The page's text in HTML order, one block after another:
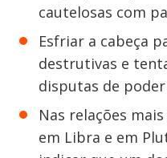
cautelosas com
Esfriar a cabeça
destrutivas e
disputas de
Nas relações
em Libra e em